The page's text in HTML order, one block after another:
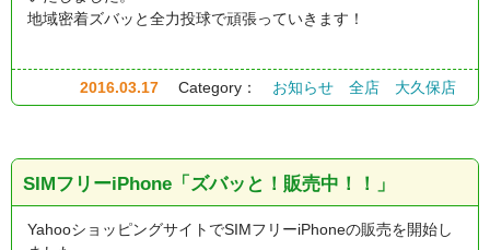
地域密着ズバッと全力投球で頑張っていきます！
2016.03.17 Category： お知らせ 全店 大久保店
SIMフリーiPhone「ズバッと！販売中！！」
YahooショッピングサイトでSIMフリーiPhoneの販売を開始し